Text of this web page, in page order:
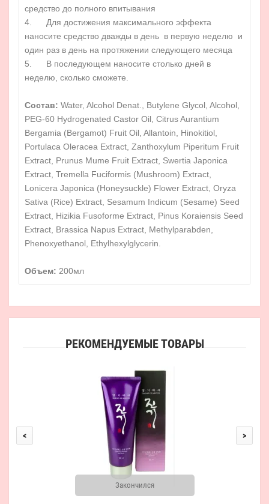
средство до полного впитывания
4. Для достижения максимального эффекта
наносите средство дважды в день в первую неделю и
один раз в день на протяжении следующего месяца
5. В последующем наносите столько дней в
неделю, сколько сможете.
Состав: Water, Alcohol Denat., Butylene Glycol, Alcohol,
PEG-60 Hydrogenated Castor Oil, Citrus Aurantium
Bergamia (Bergamot) Fruit Oil, Allantoin, Hinokitiol,
Portulaca Oleracea Extract, Zanthoxylum Piperitum Fruit
Extract, Prunus Mume Fruit Extract, Swertia Japonica
Extract, Tremella Fuciformis (Mushroom) Extract,
Lonicera Japonica (Honeysuckle) Flower Extract, Oryza
Sativa (Rice) Extract, Sesamum Indicum (Sesame) Seed
Extract, Hizikia Fusoforme Extract, Pinus Koraiensis Seed
Extract, Brassica Napus Extract, Methylparabden,
Phenoxyethanol, Ethylhexylglycerin.
Объем: 200мл
РЕКОМЕНДУЕМЫЕ ТОВАРЫ
Закончился
< >